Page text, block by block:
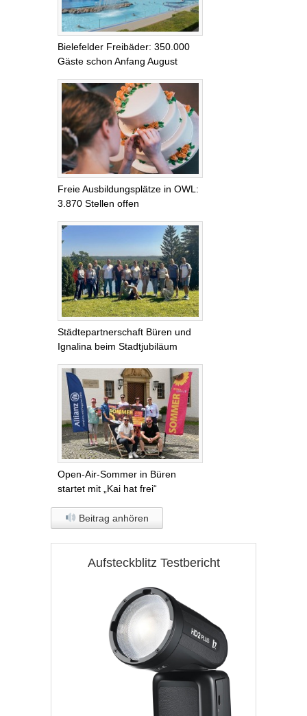
Bielefelder Freibäder: 350.000
Gäste schon Anfang August
Freie Ausbildungsplätze in OWL:
3.870 Stellen offen
Städtepartnerschaft Büren und
Ignalina beim Stadtjubiläum
Open-Air-Sommer in Büren
startet mit „Kai hat frei“
Beitrag anhören
Aufsteckblitz Testbericht